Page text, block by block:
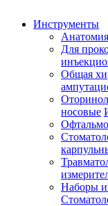
Инструменты
Анатомия
Для
Общая
носовые
Наборы